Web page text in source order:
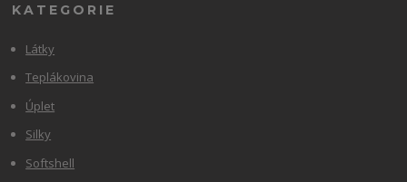
KATEGORIE
Látky
Teplákovina
Úplet
Silky
Softshell